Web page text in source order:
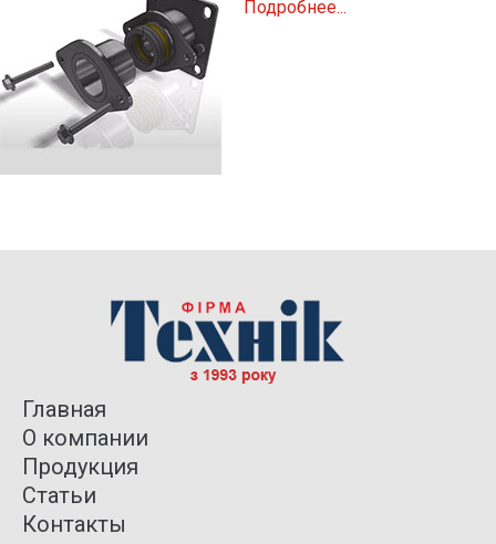
Подробнее...
Главная
О компании
Продукция
Статьи
Контакты